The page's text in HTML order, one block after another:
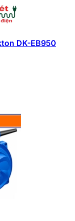
DK-EB950